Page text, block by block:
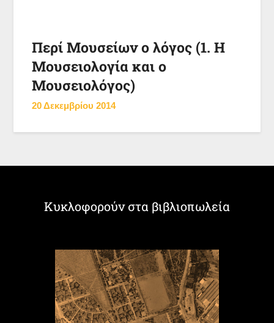
Περί Μουσείων ο λόγος (1. Η
Μουσειολογία και ο
Μουσειολόγος)
20 Δεκεμβρίου 2014
Κυκλοφορούν στα βιβλιοπωλεία